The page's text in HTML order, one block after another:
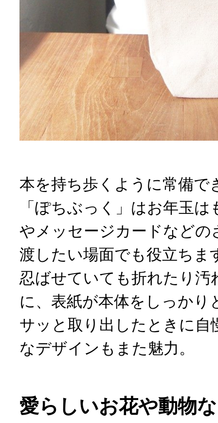
本を持ち歩くように常備で
「ぽちぶっく」はお年玉
やメッセージカードなどの
渡したい場面でも役立ちま
忍ばせていても折れたり汚
に、表紙が本体をしっかり
サッと取り出したときに自
なデザインもまた魅力。
愛らしいお花や動物